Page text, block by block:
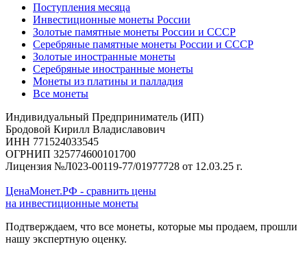
Поступления месяца
Инвестиционные монеты России
Золотые памятные монеты России и СССР
Серебряные памятные монеты России и СССР
Золотые иностранные монеты
Серебряные иностранные монеты
Монеты из платины и палладия
Все монеты
Индивидуальный Предприниматель (ИП)
Бродовой Кирилл Владиславович
ИНН 771524033545
ОГРНИП 325774600101700
Лицензия №Л023-00119-77/01977728 от 12.03.25 г.
ЦенаМонет.РФ - сравнить цены
на инвестиционные монеты
Подтверждаем, что все монеты, которые мы продаем, прошли
нашу экспертную оценку.